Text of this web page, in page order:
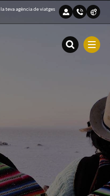
, la teva agència de viatges